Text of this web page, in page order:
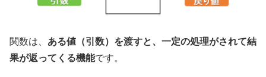
関数は、 ある値（引数）を渡すと、一定の処理がされて結
果が返ってくる機能です。